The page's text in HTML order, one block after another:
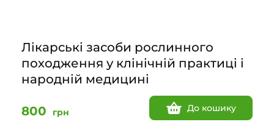
Лікарські засоби рослинного
походження у клінічній практиці і
народній медицині
800 грн До кошику